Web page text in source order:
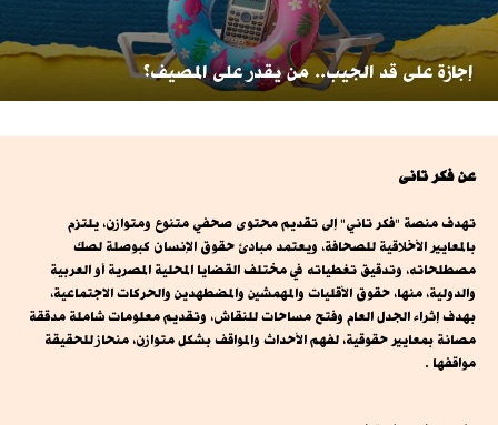
إجازة على قد الجيب.. من يقدر على المصيف؟
عن فكر تانى
تهدف منصة "فكر تاني" إلى تقديم محتوى صحفي متنوع ومتوازن، يلتزم
بالمعايير الأخلاقية للصحافة، ويعتمد مبادئ حقوق الإنسان كبوصلة لصك
مصطلحاته، وتدقيق تغطياته في مختلف القضايا المحلية المصرية أو العربية
والدولية، منها، حقوق الأقليات والمهمشين والمضطهدين والحركات الاجتماعية،
بهدف إثراء الجدل العام وفتح مساحات للنقاش، وتقديم معلومات شاملة مدققة
مصانة بمعايير حقوقية، لفهم الأحداث والمواقف بشكل متوازن، منحاز للحقيقة
مواقفها .